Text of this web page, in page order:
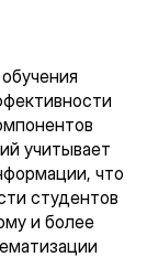
учитывает
что
студентов
и более